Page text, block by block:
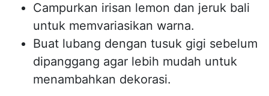
Campurkan irisan lemon dan jeruk bali
untuk memvariasikan warna.
Buat lubang dengan tusuk gigi sebelum
dipanggang agar lebih mudah untuk
menambahkan dekorasi.